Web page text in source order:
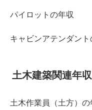
パイロットの年収
キャビンアテンダント
土木建築関連年収
土木作業員（土方）の